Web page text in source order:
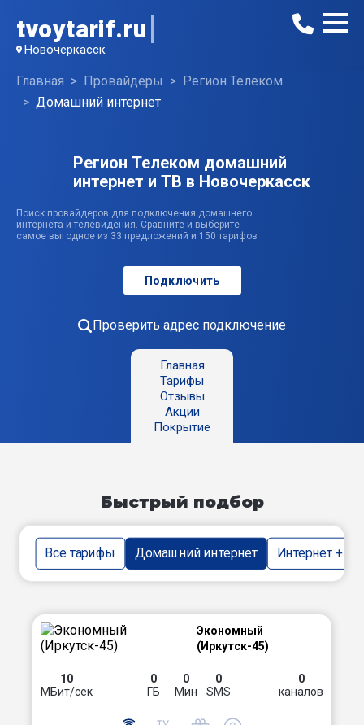
tvoytarif.ru
Новочеркасск
Главная Провайдеры
Регион Телеком
Домашний интернет
Регион Телеком домашний
интернет и ТВ в Новочеркасск
Поиск провайдеров для подключения домашнего
интернета и телевидения. Сравните и выберите
самое выгодное из 33 предложений и 150 тарифов
Подключить
Проверить адрес подключение
Главная
Тарифы
Отзывы
Акции
Покрытие
Быстрый подбор
Все тарифы Домашний интернет Интернет + тв
Экономный
(Иркутск-45)
10
МБит/сек
0
ГБ
0
Мин
0
SMS
0
каналов